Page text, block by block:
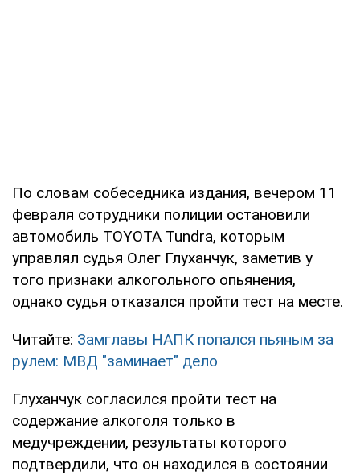
По словам собеседника издания, вечером 11
февраля сотрудники полиции остановили
автомобиль TOYOTA Tundra, которым
управлял судья Олег Глуханчук, заметив у
того признаки алкогольного опьянения,
однако судья отказался пройти тест на месте.
Читайте: Замглавы НАПК попался пьяным за
рулем: МВД "заминает" дело
Глуханчук согласился пройти тест на
содержание алкоголя только в
медучреждении, результаты которого
подтвердили, что он находился в состоянии